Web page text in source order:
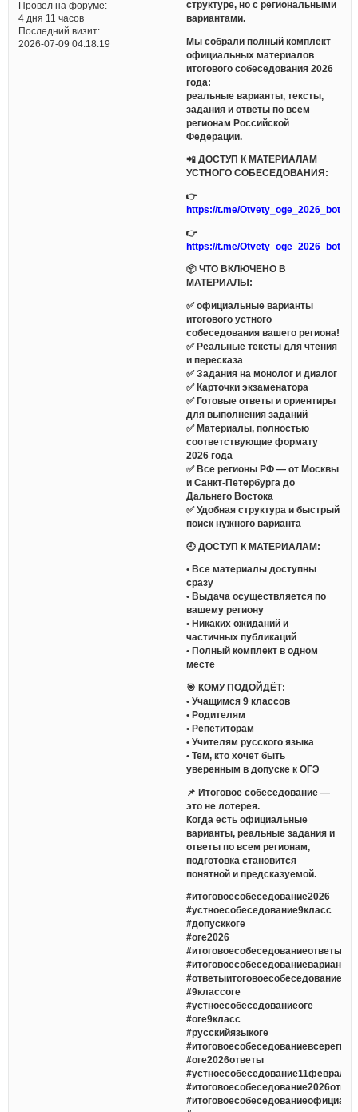
Провел на форуме:
4 дня 11 часов
Последний визит:
2026-07-09 04:18:19
структуре, но с региональными
вариантами.
Мы собрали полный комплект
официальных материалов
итогового собеседования 2026
года:
реальные варианты, тексты,
задания и ответы по всем
регионам Российской
Федерации.
📲 ДОСТУП К МАТЕРИАЛАМ
УСТНОГО СОБЕСЕДОВАНИЯ:
👉
https://t.me/Otvety_oge_2026_bot
👉
https://t.me/Otvety_oge_2026_bot
📦 ЧТО ВКЛЮЧЕНО В
МАТЕРИАЛЫ:
✅ официальные варианты
итогового устного
собеседования вашего региона!
✅ Реальные тексты для чтения
и пересказа
✅ Задания на монолог и диалог
✅ Карточки экзаменатора
✅ Готовые ответы и ориентиры
для выполнения заданий
✅ Материалы, полностью
соответствующие формату
2026 года
✅ Все регионы РФ — от Москвы
и Санкт-Петербурга до
Дальнего Востока
✅ Удобная структура и быстрый
поиск нужного варианта
🕘 ДОСТУП К МАТЕРИАЛАМ:
• Все материалы доступны
сразу
• Выдача осуществляется по
вашему региону
• Никаких ожиданий и
частичных публикаций
• Полный комплект в одном
месте
🎯 КОМУ ПОДОЙДЁТ:
• Учащимся 9 классов
• Родителям
• Репетиторам
• Учителям русского языка
• Тем, кто хочет быть
уверенным в допуске к ОГЭ
📌 Итоговое собеседование —
это не лотерея.
Когда есть официальные
варианты, реальные задания и
ответы по всем регионам,
подготовка становится
понятной и предсказуемой.
#итоговоесобеседование2026
#устноесобеседование9класс
#допусккоге
#оге2026
#итоговоесобеседованиеответы
#итоговоесобеседованиеварианты
#ответыитоговоесобеседование
#9классоге
#устноесобеседованиеоге
#оге9класс
#русскийязыкоге
#оге2026ответы
#устноесобеседование11февраля